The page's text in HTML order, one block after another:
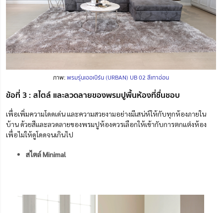
ภาพ:พรมรุ่นเออเบิร์น (URBAN) UB 02 สีเทาอ่อน
ข้อที่ 3 : สไตล์ และลวดลายของพรมปูพื้นห้องที่ชื่นชอบ
เพื่อเพิ่มความโดดเด่น และความสวยงามอย่างมีเสน่ห์ให้กับทุกห้องภายใน
บ้าน ด้วยสีและลวดลายของพรมปูห้องควรเลือกให้เข้ากับการตกแต่งห้อง
เพื่อไม่ให้ดูโดดจนเกินไป
สไตล์ Minimal